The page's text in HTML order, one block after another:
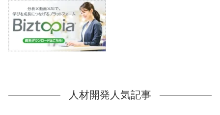
人材開発人気記事